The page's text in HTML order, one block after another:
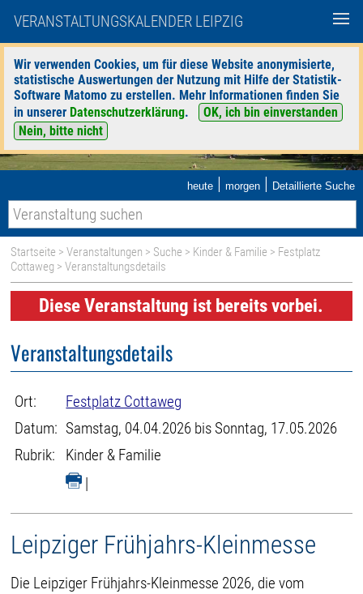
VERANSTALTUNGSKALENDER LEIPZIG
Wir verwenden Cookies, um für diese Website anonymisierte,
statistische Auswertungen der Nutzung mit Hilfe der Statistik-
Software Matomo zu erstellen. Mehr Informationen finden Sie
in unserer Datenschutzerklärung.
OK, ich bin einverstanden
Nein, bitte nicht
heute | morgen | Detaillierte Suche
Startseite >Veranstaltungen > Suche > Kinder & Familie > Festplatz
Cottaweg > Veranstaltungsdetails
Diese Veranstaltung ist bereits vorbei.
Veranstaltungsdetails
Ort:
Festplatz Cottaweg
Datum: Samstag, 04.04.2026 bis Sonntag, 17.05.2026
Rubrik:
Kinder & Familie
|
Leipziger Frühjahrs-Kleinmesse
Die Leipziger Frühjahrs-Kleinmesse 2026, die vom